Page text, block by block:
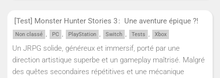
[Test] Monster Hunter Stories 3 : Une aventure épique ?!
Non classé , PC , PlayStation , Switch , Tests , Xbox
Un JRPG solide, généreux et immersif, porté par une
direction artistique superbe et un gameplay maîtrisé. Malgré
des quêtes secondaires répétitives et une mécanique